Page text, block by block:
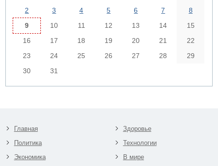
2
3 4 5 6 7
8
9
10 11 12 13 14
15
16
17 18 19 20 21
22
23
24 25 26 27 28
29
30
31
Главная
Политика
Экономика
Здоровье
Технологии
В мире